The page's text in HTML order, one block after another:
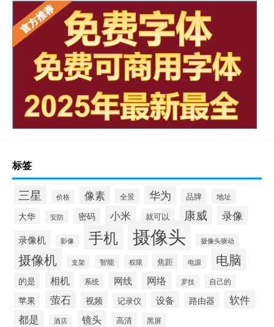
标签
三星 价格 像素 全景 华为 品牌 地址
大华 安防 密码 小米 就可以 康威 录像
录像机 影像 手机 摄像头 摄像头驱动
摄像机 支架 智能 权限 焦距 电源 电脑
的是 相机 系统 网线 网络 罗技 自己的
苹果 萤石 视频 记录仪 设备 路由器
软件
都是
酒店 镜头 高清 黑屏